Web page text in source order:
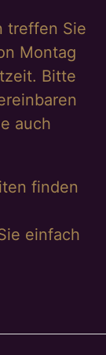
treffen Sie
Montag
Bitte
auch
finden
einfach